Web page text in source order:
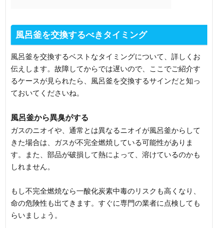
風呂釜を交換するべきタイミング
風呂釜を交換するベストなタイミングについて、詳しくお
伝えします。故障してからでは遅いので、ここでご紹介す
るケースが見られたら、風呂釜を交換するサインだと知っ
ておいてくださいね。
風呂釜から異臭がする
ガスのニオイや、通常とは異なるニオイが風呂釜からして
きた場合は、ガスが不完全燃焼している可能性がありま
す。また、部品が破損して熱によって、溶けているのかも
しれません。
もし不完全燃焼なら一酸化炭素中毒のリスクも高くなり、
命の危険性も出てきます。すぐに専門の業者に点検しても
らいましょう。